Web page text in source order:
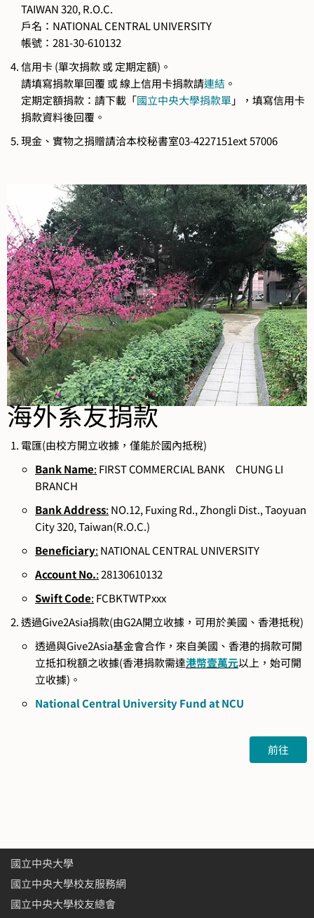
TAIWAN 320, R.O.C.
戶名：NATIONAL CENTRAL UNIVERSITY
帳號：281-30-610132
信用卡 (單次捐款 或 定期定額)。
請填寫捐款單回覆 或 線上信用卡捐款請連結 。
定期定額捐款：請下載「國立中央大學捐款單」，填寫信用卡
捐款資料後回覆。
現金、實物之捐贈請洽本校秘書室03-4227151ext 57006
海外系友捐款
電匯(由校方開立收據，僅能於國內抵稅)
Bank Name: FIRST COMMERCIAL BANK CHUNG LI
BRANCH
Bank Address: NO.12, Fuxing Rd., Zhongli Dist., Taoyuan
City 320, Taiwan(R.O.C.)
Beneficiary: NATIONAL CENTRAL UNIVERSITY
Account No.:28130610132
Swift Code: FCBKTWTPxxx
透過Give2Asia捐款(由G2A開立收據，可用於美國、香港抵稅)​
透過與Give2Asia基金會合作，來自美國、香港的捐款可開
立抵扣稅額之收據(香港捐款需達港幣壹萬元以上，始可開
立收據)。
National Central University Fund at NCU
前往
國立中央大學
國立中央大學校友服務網
國立中央大學校友總會